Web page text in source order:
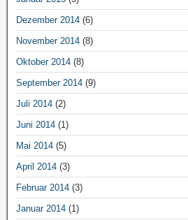
Dezember 2014 (6)
November 2014 (8)
Oktober 2014 (8)
September 2014 (9)
Juli 2014 (2)
Juni 2014 (1)
Mai 2014 (5)
April 2014 (3)
Februar 2014 (3)
Januar 2014 (1)